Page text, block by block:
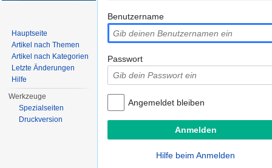
Benutzername
Passwort
Angemeldet bleiben
Hilfe beim Anmelden
Hauptseite
Artikel nach Themen
Artikel nach Kategorien
Letzte Änderungen
Hilfe
Werkzeuge
Spezialseiten
Druckversion